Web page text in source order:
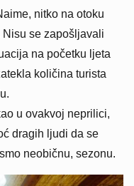
nitko na otoku
se zapošljavali
na početku ljeta
količina turista
u ovakvoj neprilici,
dragih ljudi da se
neobičnu, sezonu.